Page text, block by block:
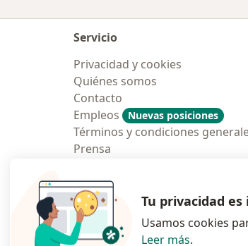
Servicio
Privacidad y cookies
Quiénes somos
Contacto
Empleos
Nuevas posiciones
Términos y condiciones
Prensa
Tu privacidad
Usamos cookies
Leer más.